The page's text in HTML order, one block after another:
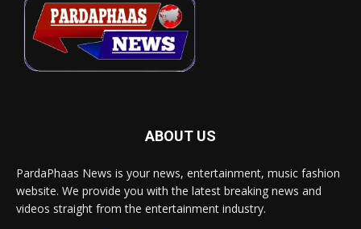
ABOUT US
PardaPhaas News is your news, entertainment, music fashion
website. We provide you with the latest breaking news and
videos straight from the entertainment industry.